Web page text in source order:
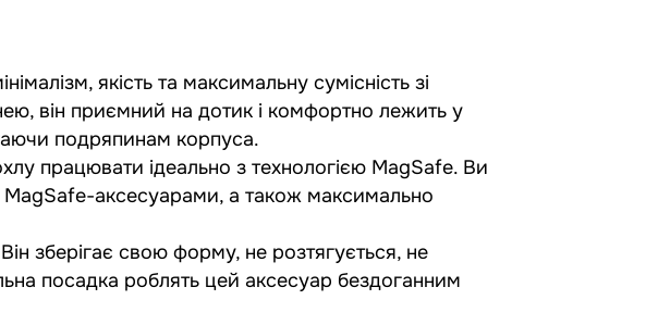
якість та максимальну сумісність зі
він приємний на дотик і комфортно лежить у
подряпинам корпуса.
працювати ідеально з технологією MagSafe. Ви
аксесуарами, а також максимально
зберігає свою форму, не розтягується, не
посадка роблять цей аксесуар бездоганним